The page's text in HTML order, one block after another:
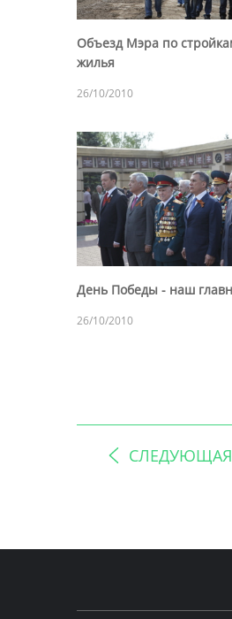
Объезд Мэра по
жилья
26/10/2010
День Победы - наш
26/10/2010